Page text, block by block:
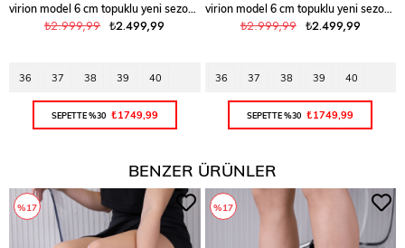
virion model 6 cm topuklu yeni sezon çizme SIYAH
₺2.499,99
₺2.999,99
36 37 38 39 40
SEPETTE %30 ₺1749,99
virion model 6 cm topuklu yeni sezon çizme SIY.SUET
₺2.499,99
₺2.999,99
36 37 38 39 40
SEPETTE %30 ₺1749,99
BENZER ÜRÜNLER
%17 %17